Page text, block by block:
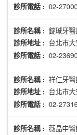
診所電話 : 02-
診所名稱 : 錠珹牙
診所地址 : 台北市
診所電話 : 02-
診所名稱 : 祥仁牙
診所地址 : 台北市
診所電話 : 02-
診所名稱 : 薇晶中